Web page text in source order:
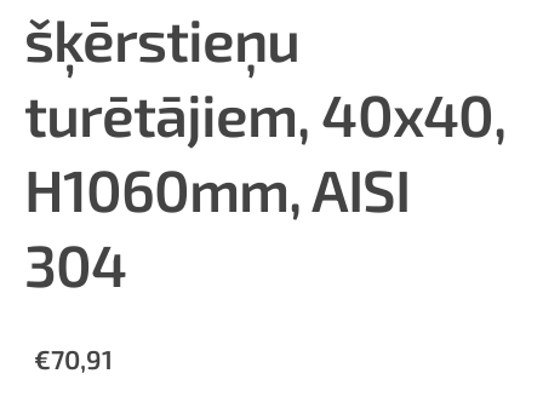
šķērstieņu
turētājiem, 40x40,
H1060mm, AISI
304
€70,91